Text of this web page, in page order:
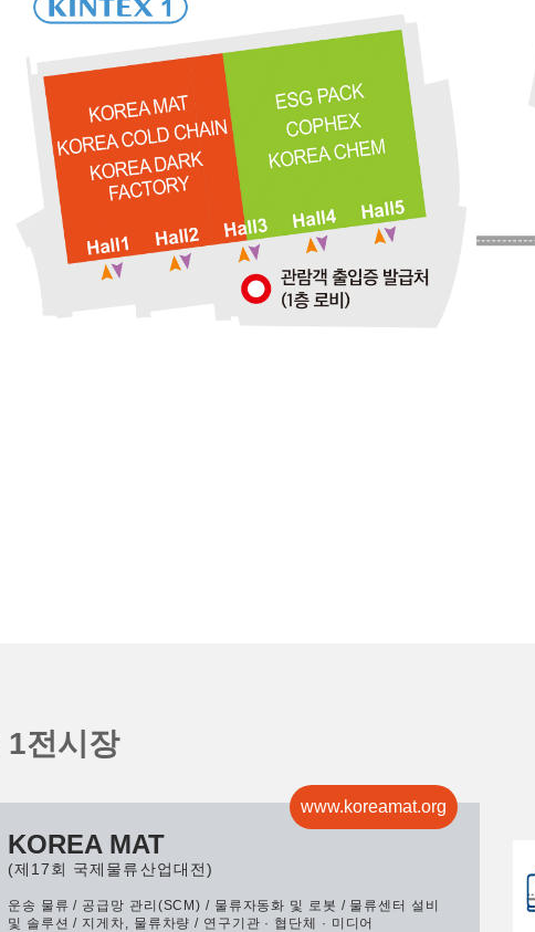
1전시 장
www.koreamat.org
KOREA MAT
(제17회 국제물류산업대전)
운송 물류 / 공급망 관리(SCM) / 물류자동화 및 로봇 / 물류센터 설비
및 솔루션 / 지게차, 물류차량 / 연구기관 · 협단체 · 미디어